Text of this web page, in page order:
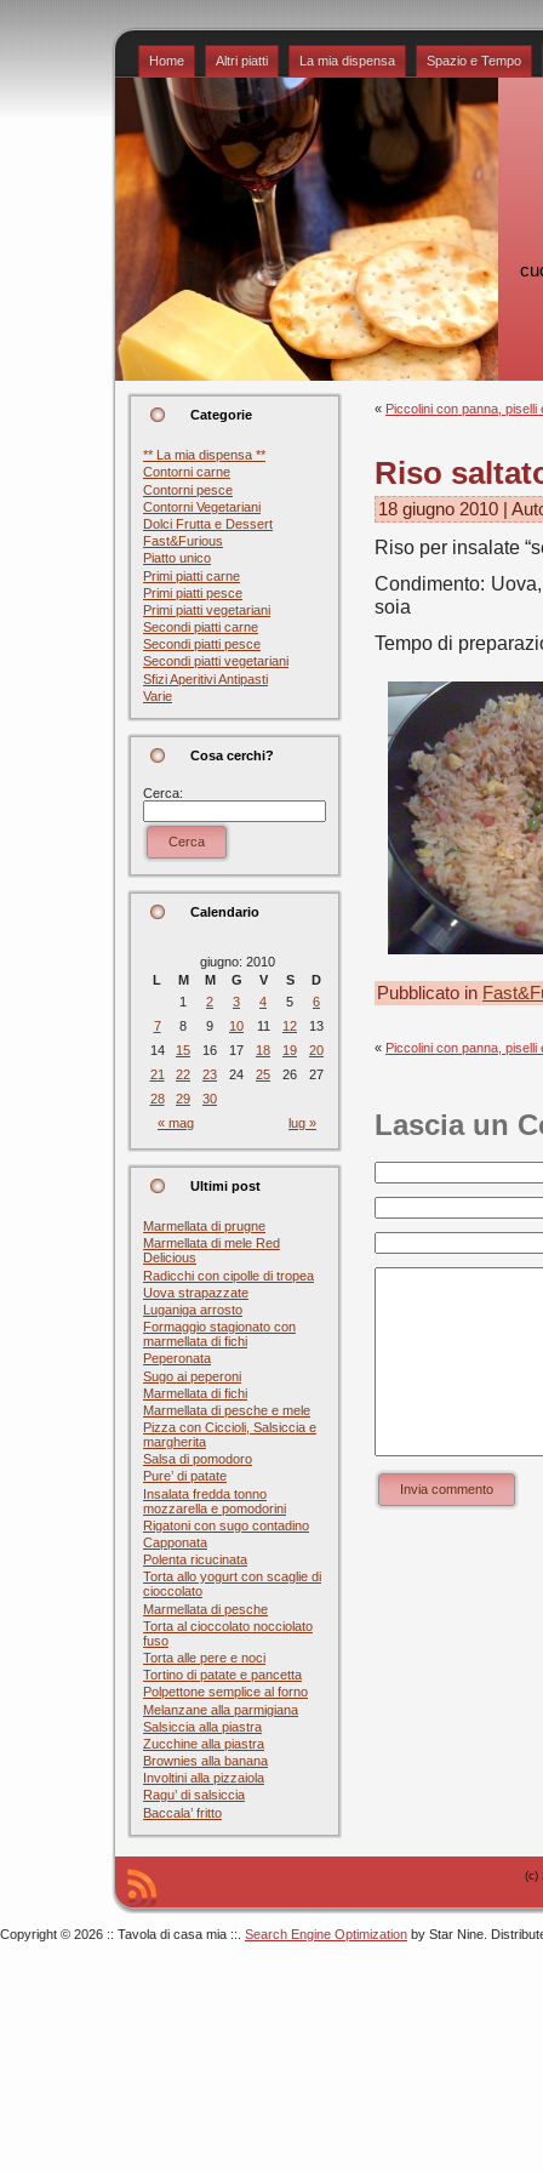
Home Altri piatti La mia dispensa Spazio e Tempo
Categorie
** La mia dispensa **
Contorni carne
Contorni pesce
Contorni Vegetariani
Dolci Frutta e Dessert
Fast&Furious
Piatto unico
Primi piatti carne
Primi piatti pesce
Primi piatti vegetariani
Secondi piatti carne
Secondi piatti pesce
Secondi piatti vegetariani
Sfizi Aperitivi Antipasti
Varie
Cosa cerchi?
Cerca:
Cerca
Calendario
giugno: 2010
L
M M G V S D
« mag lug »
1 2 3 4 5
6
7
8 9 10 11 12
13
14
15 16 17 18 19
20
21
22 23 24 25 26
27
28
29 30
Ultimi post
Marmellata di prugne
Marmellata di mele Red
Delicious
Radicchi con cipolle di tropea
Uova strapazzate
Luganiga arrosto
Formaggio stagionato con
marmellata di fichi
Peperonata
Sugo ai peperoni
Marmellata di fichi
Marmellata di pesche e mele
Pizza con Ciccioli, Salsiccia e
margherita
Salsa di pomodoro
Pure’ di patate
Insalata fredda tonno
mozzarella e pomodorini
Rigatoni con sugo contadino
Capponata
Polenta ricucinata
Torta allo yogurt con scaglie di
cioccolato
Marmellata di pesche
Torta al cioccolato nocciolato
fuso
Torta alle pere e noci
Tortino di patate e pancetta
Polpettone semplice al forno
Melanzane alla parmigiana
Salsiccia alla piastra
Zucchine alla piastra
Brownies alla banana
Involtini alla pizzaiola
Ragu’ di salsiccia
Baccala’ fritto
« Piccolini con panna, piselli
Riso
18 giugno 2010 |
Riso per insalate
Condimento:
soia
Tempo di
Pubblicato in
« Piccolini con panna, piselli
Lascia un
Invia commento
(c)
Copyright © 2026 :: Tavola di casa mia ::. Search Engine Optimization by Star Nine.